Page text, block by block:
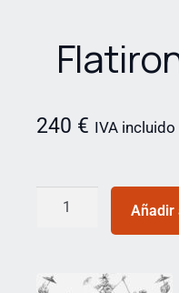
240 € IVA incluido
Añadir